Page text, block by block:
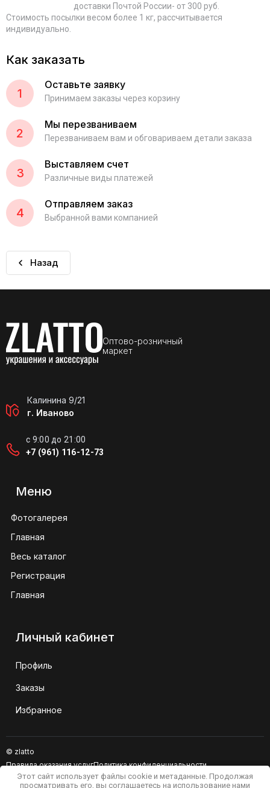
доставки Почтой России- от 300 руб.
Стоимость посылки весом более 1 кг, рассчитывается
индивидуально.
Как заказать
1
Оставьте заявку
Принимаем заказы через корзину
2
Мы перезваниваем
Перезваниваем вам и обговариваем детали заказа
3
Выставляем счет
Различные виды платежей
4
Отправляем заказ
Выбранной вами компанией
Назад
Оптово-розничный
маркет
Калинина 9/21
г. Иваново
с 9:00 до 21:00
+7 (961) 116-12-73
Меню
Фотогалерея
Главная
Весь каталог
Регистрация
Главная
Личный кабинет
Профиль
Заказы
Избранное
© zlatto
Правила оказания услугПолитика конфиденциальности
Сайт не является публичной офертой
Этот сайт использует файлы cookie и метаданные. Продолжая
просматривать его, вы соглашаетесь на использование нами